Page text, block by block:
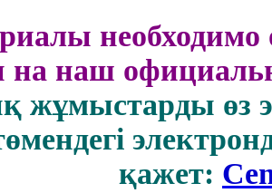
необходимо
на наш
жұмыстарды өз
қажет: